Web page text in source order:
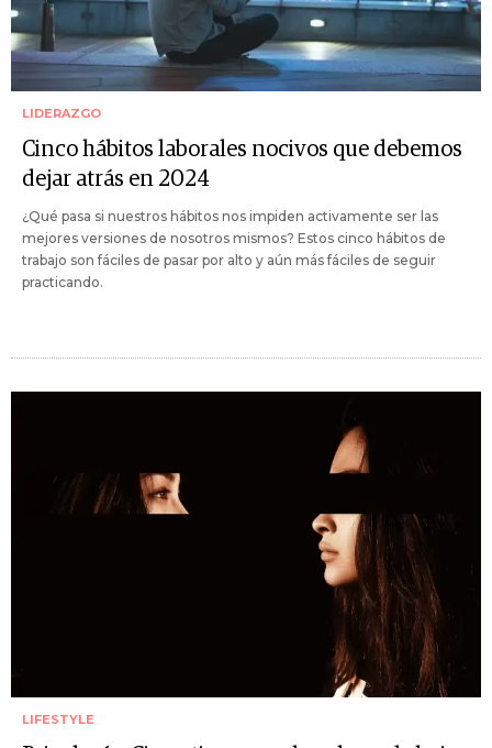
LIDERAZGO
Cinco hábitos laborales nocivos que debemos
dejar atrás en 2024
¿Qué pasa si nuestros hábitos nos impiden activamente ser las
mejores versiones de nosotros mismos? Estos cinco hábitos de
trabajo son fáciles de pasar por alto y aún más fáciles de seguir
practicando.
LIFESTYLE